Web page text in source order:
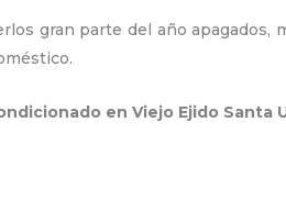
gran parte del año apagados,
en Viejo Ejido Santa